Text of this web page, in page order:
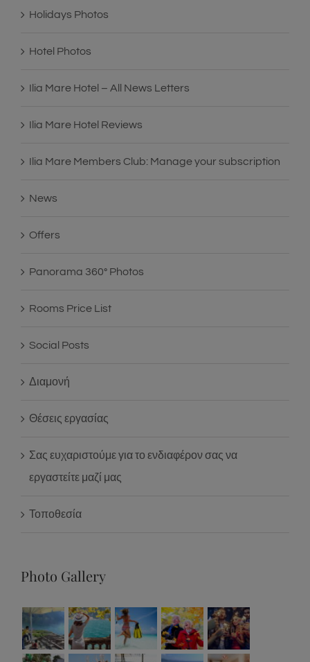
Holidays Photos
Hotel Photos
Ilia Mare Hotel – All News Letters
Ilia Mare Hotel Reviews
Ilia Mare Members Club: Manage your subscription
News
Offers
Panorama 360° Photos
Rooms Price List
Social Posts
Διαμονή
Θέσεις εργασίας
Σας ευχαριστούμε για το ενδιαφέρον σας να
εργαστείτε μαζί μας
Τοποθεσία
Photo Gallery